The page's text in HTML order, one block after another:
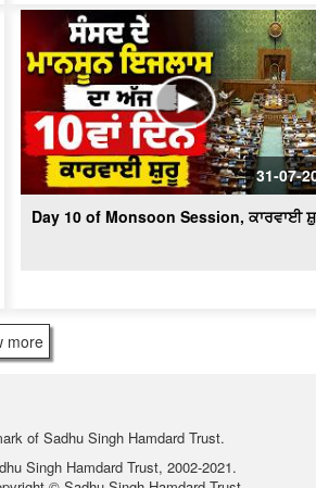
31-07-
Day 10 of Monsoon Session, ਕਾਰਵਾਈ
more
of Sadhu Singh Hamdard Trust.
Singh Hamdard Trust, 2002-2021.